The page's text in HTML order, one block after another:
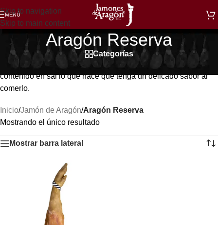
Skip to navigation
Skip to main content
MENÚ
Aragón Reserva
Categorías
Jamón de extraordinario aroma, un sabor suave y un bajo
contenido en sal lo que hace que tenga un delicado sabor al
comerlo.
Inicio/Jamón de Aragón/Aragón Reserva
Mostrando el único resultado
Mostrar barra lateral